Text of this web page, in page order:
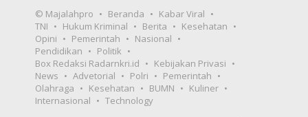
© Majalahpro Beranda
Kabar Viral
TNI
Hukum Kriminal Berita
Kesehatan
Opini
Pemerintah
Nasional
Pendidikan
Politik
Box Redaksi Radarnkri.id
Kebijakan Privasi
News
Advetorial Polri
Pemerintah
Olahraga
Kesehatan BUMN
Kuliner
Internasional
Technology